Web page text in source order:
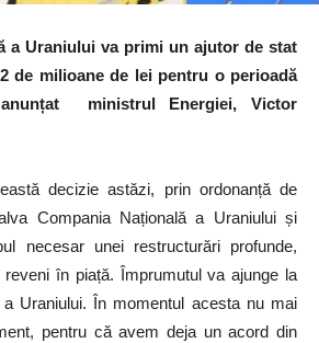
a Uraniului va primi un ajutor de stat
de milioane de lei pentru o perioadă
ministrul Energiei, Victor
decizie astăzi, prin ordonanță de
Compania Națională a Uraniului și
necesar unei restructurări profunde,
în piață. Împrumutul va ajunge la
Uraniului. În momentul acesta nu mai
pentru că avem deja un acord din